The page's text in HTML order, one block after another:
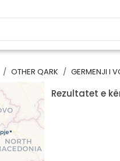
OTHER QARK GERMENJI I
Rezultatet e